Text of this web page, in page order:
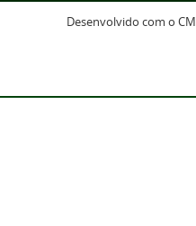
Desenvolvido com o